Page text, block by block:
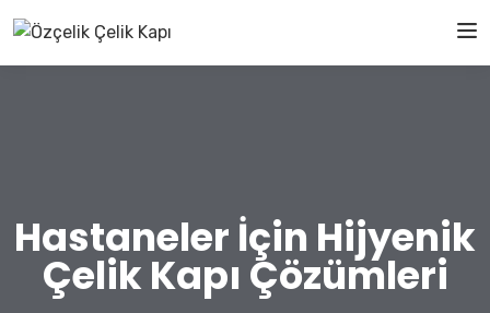
Hastaneler İçin Hijyenik
Çelik Kapı Çözümleri